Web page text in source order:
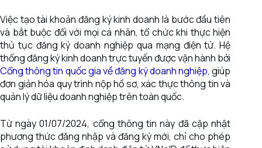
Việc tạo tài khoản đăng ký kinh doanh là bước đầu tiên
và bắt buộc đối với mọi cá nhân, tổ chức khi thực hiện
thủ tục đăng ký doanh nghiệp qua mạng điện tử. Hệ
thống đăng ký kinh doanh trực tuyến được vận hành bởi
Cổng thông tin quốc gia về đăng ký doanh nghiệp, giúp
đơn giản hóa quy trình nộp hồ sơ, xác thực thông tin và
quản lý dữ liệu doanh nghiệp trên toàn quốc.
Từ ngày 01/07/2024, cổng thông tin này đã cập nhật
phương thức đăng nhập và đăng ký mới, chỉ cho phép